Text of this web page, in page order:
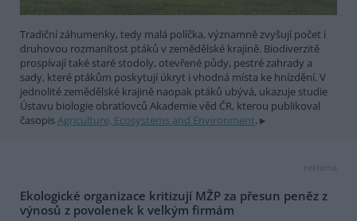
Tradiční záhumenky, tedy malá políčka, významně zvyšují počet i
druhovou rozmanitost ptáků v zemědělské krajině. Biodiverzitě
prospívají také staré stodoly, otevřené půdy, pestré zahrady a
sady, které ptákům poskytují úkryt i vhodná místa ke hnízdění. V
jednolité zemědělské krajině naopak ptáků ubývá, ukazuje studie
Ústavu biologie obratlovců Akademie věd ČR, kterou publikoval
časopisAgriculture, Ecosystems and Environment.
reklama
Ekologické organizace kritizují MŽP za přesun peněz z
výnosů z povolenek k velkým firmám